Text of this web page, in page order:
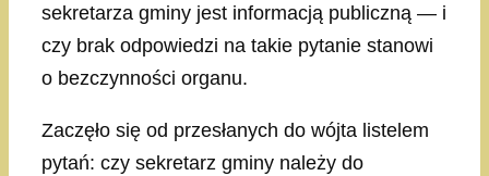
sekretarza gminy jest informacją publiczną — i
czy brak odpowiedzi na takie pytanie stanowi
o bezczynności organu.
Zaczęło się od przesłanych do wójta listelem
pytań: czy sekretarz gminy należy do